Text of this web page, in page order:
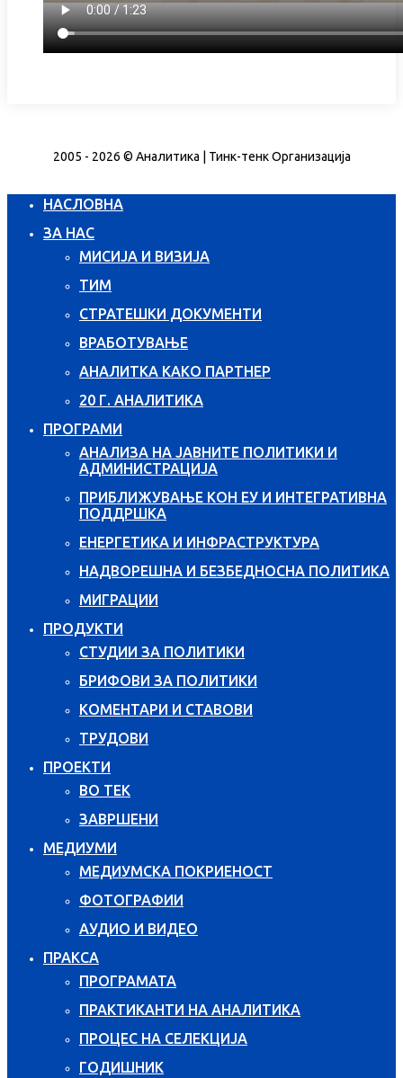
2005 - 2026 © Аналитика | Тинк-тенк Организација
НАСЛОВНА
ЗА НАС
МИСИЈА И ВИЗИЈА
ТИМ
СТРАТЕШКИ ДОКУМЕНТИ
ВРАБОТУВАЊЕ
АНАЛИТКА КАКО ПАРТНЕР
20 Г. АНАЛИТИКА
ПРОГРАМИ
АНАЛИЗА НА ЈАВНИТЕ ПОЛИТИКИ И
АДМИНИСТРАЦИЈА
ПРИБЛИЖУВАЊЕ КОН ЕУ И ИНТЕГРАТИВНА
ПОДДРШКА
ЕНЕРГЕТИКА И ИНФРАСТРУКТУРА
НАДВОРЕШНА И БЕЗБЕДНОСНА ПОЛИТИКА
МИГРАЦИИ
ПРОДУКТИ
СТУДИИ ЗА ПОЛИТИКИ
БРИФОВИ ЗА ПОЛИТИКИ
КОМЕНТАРИ И СТАВОВИ
ТРУДОВИ
ПРОЕКТИ
ВО ТЕК
ЗАВРШЕНИ
МЕДИУМИ
МЕДИУМСКА ПОКРИЕНОСТ
ФОТОГРАФИИ
АУДИО И ВИДЕО
ПРАКСА
ПРОГРАМАТА
ПРАКТИКАНТИ НА АНАЛИТИКА
ПРОЦЕС НА СЕЛЕКЦИЈА
ГОДИШНИК